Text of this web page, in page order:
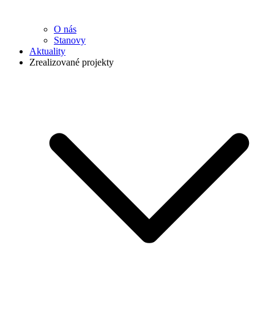
O nás
Stanovy
Aktuality
Zrealizované projekty